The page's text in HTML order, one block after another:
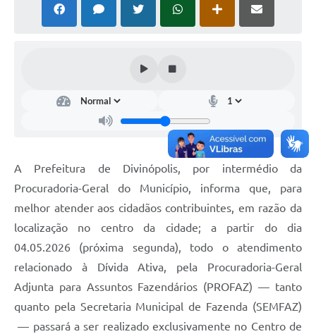
A Prefeitura de Divinópolis, por intermédio da
Procuradoria-Geral do Município, informa que, para
melhor atender aos cidadãos contribuintes, em razão da
localização no centro da cidade; a partir do dia
04.05.2026 (próxima segunda), todo o atendimento
relacionado à Dívida Ativa, pela Procuradoria-Geral
Adjunta para Assuntos Fazendários (PROFAZ) — tanto
quanto pela Secretaria Municipal de Fazenda (SEMFAZ)
— passará a ser realizado exclusivamente no Centro de